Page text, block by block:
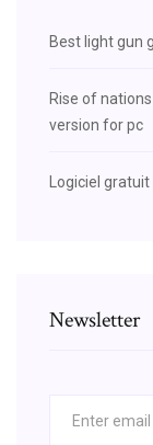
Best light gun
Rise of
version for pc
Logiciel
Newsletter